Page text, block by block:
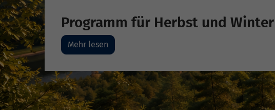
Programm für Herbst und Winter
Mehr lesen